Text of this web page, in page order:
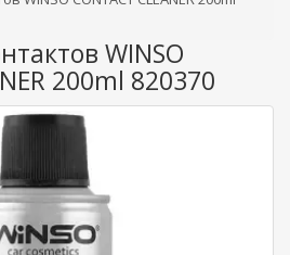
WINSO
200ml 820370